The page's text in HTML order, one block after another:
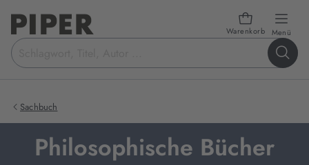
Warenkorb Menü
Suchbegriff
eingeben
Sachbuch
Philosophische Bücher